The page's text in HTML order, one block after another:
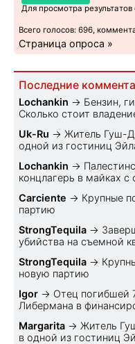
Для просмотра
Всего голосов: 696,
Страница опроса »
Последние
Lochankin → Бензин,
Cколько стоит
Uk-Ru → Житель Гуш-
одной из гостиниц
Lochankin →
концлагерь в майках
Carciente → Крупные
партию
StrongTequila →
убийства на съемной
StrongTequila →
новую партию
Igor → Отец погибшей
Либермана в
Margarita → Житель
в одной из гостиниц